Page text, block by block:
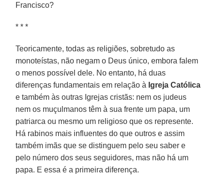
Francisco?
* * *
Teoricamente, todas as religiões, sobretudo as
monoteístas, não negam o Deus único, embora falem
o menos possível dele. No entanto, há duas
diferenças fundamentais em relação à Igreja Católica
e também às outras Igrejas cristãs: nem os judeus
nem os muçulmanos têm à sua frente um papa, um
patriarca ou mesmo um religioso que os represente.
Há rabinos mais influentes do que outros e assim
também imãs que se distinguem pelo seu saber e
pelo número dos seus seguidores, mas não há um
papa. E essa é a primeira diferença.